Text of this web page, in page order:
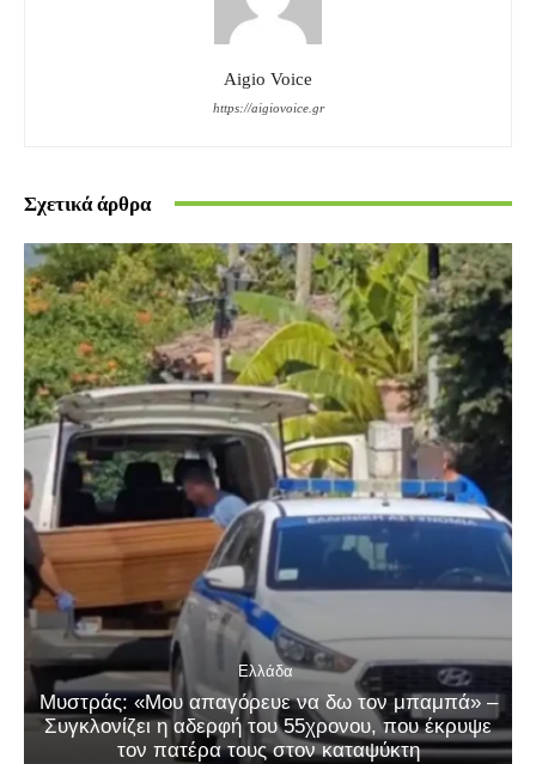
Aigio Voice
https://aigiovoice.gr
Σχετικά άρθρα
Ελλάδα
Μυστράς: «Μου απαγόρευε να δω τον μπαμπά» –
Συγκλονίζει η αδερφή του 55χρονου, που έκρυψε
τον πατέρα τους στον καταψύκτη